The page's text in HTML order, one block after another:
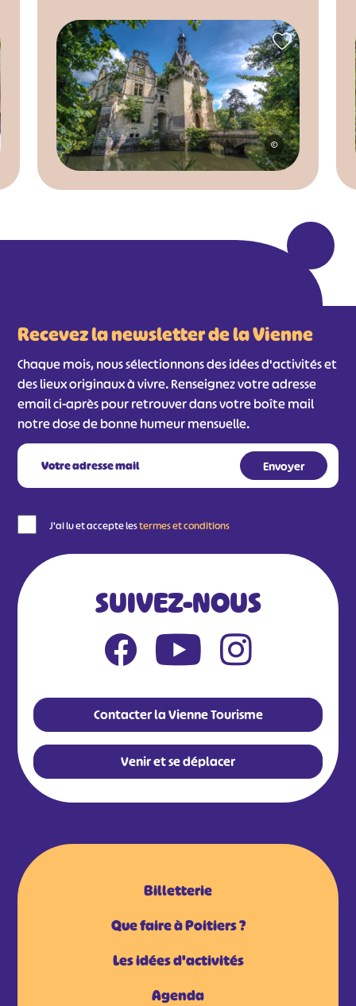
©
Recevez la newsletter de la Vienne
Chaque mois, nous sélectionnons des idées d'activités et
des lieux originaux à vivre. Renseignez votre adresse
email ci-après pour retrouver dans votre boîte mail
notre dose de bonne humeur mensuelle.
J'ai lu et accepte lestermes et conditions
SUIVEZ-NOUS
Contacter la Vienne Tourisme
Venir et se déplacer
Billetterie
Que faire à Poitiers ?
Les idées d'activités
Agenda